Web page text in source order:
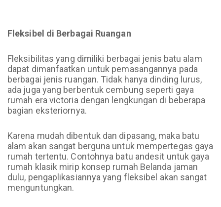
Fleksibel di Berbagai Ruangan
Fleksibilitas yang dimiliki berbagai jenis batu alam
dapat dimanfaatkan untuk pemasangannya pada
berbagai jenis ruangan. Tidak hanya dinding lurus,
ada juga yang berbentuk cembung seperti gaya
rumah era victoria dengan lengkungan di beberapa
bagian eksteriornya.
Karena mudah dibentuk dan dipasang, maka batu
alam akan sangat berguna untuk mempertegas gaya
rumah tertentu. Contohnya batu andesit untuk gaya
rumah klasik mirip konsep rumah Belanda jaman
dulu, pengaplikasiannya yang fleksibel akan sangat
menguntungkan.